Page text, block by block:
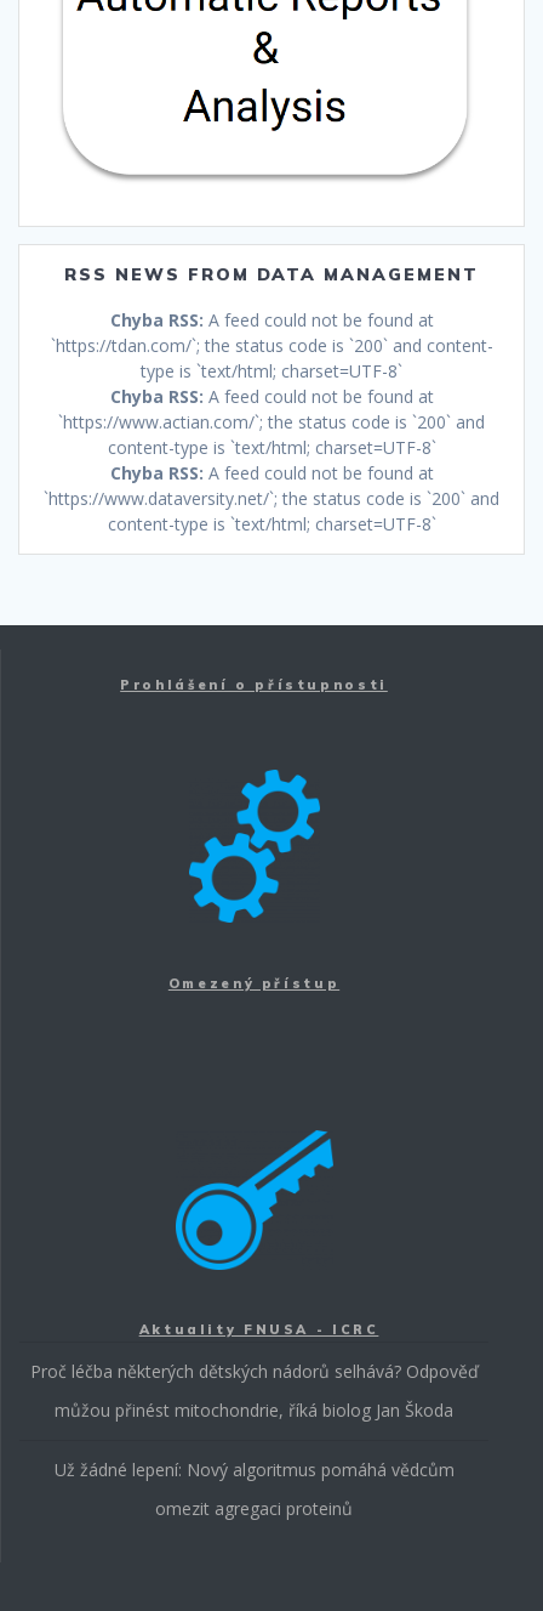
RSS NEWS FROM DATA MANAGEMENT
Chyba RSS: A feed could not be found at
`https://tdan.com/`; the status code is `200` and content-
type is `text/html; charset=UTF-8`
Chyba RSS: A feed could not be found at
`https://www.actian.com/`; the status code is `200` and
content-type is `text/html; charset=UTF-8`
Chyba RSS: A feed could not be found at
`https://www.dataversity.net/`; the status code is `200` and
content-type is `text/html; charset=UTF-8`
Prohlášení o přístupnosti
Omezený přístup
Aktuality FNUSA - ICRC
Proč léčba některých dětských nádorů selhává? Odpověď
můžou přinést mitochondrie, říká biolog Jan Škoda
Už žádné lepení: Nový algoritmus pomáhá vědcům
omezit agregaci proteinů